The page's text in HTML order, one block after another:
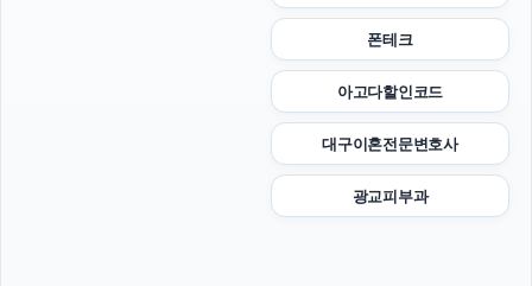
폰테크
아고다할인코드
대구이혼전문변호사
광교피부과